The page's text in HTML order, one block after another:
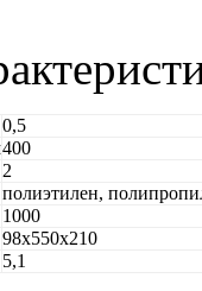
0,5
400
2
полиэтилен,
1000
98х550х210
5,1